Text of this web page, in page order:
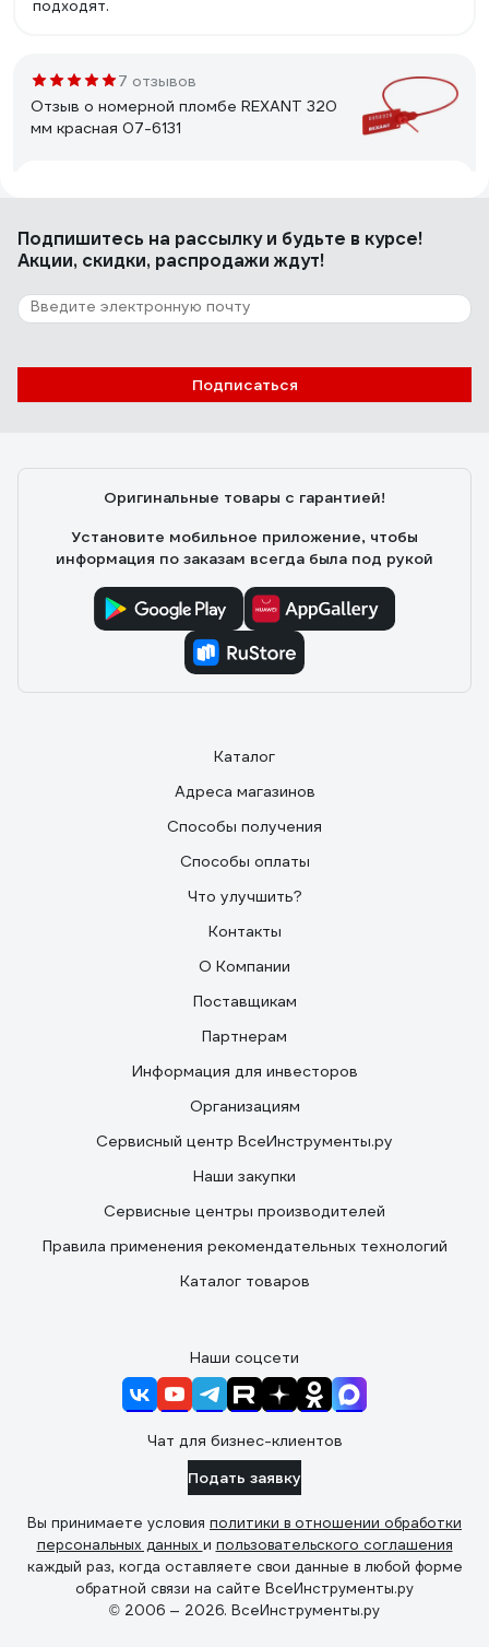
подходят.
7 отзывов
Отзыв о номерной пломбе REXANT 320
мм красная 07-6131
9 отзывов
Отзыв о номерной пломбе ЕВРОПАРТНЕР
Михаил Б. 10.06.2025
Подпишитесь на рассылкуи будьте в курсе!
Акции, скидки, распродажи ждут!
Подписаться
Оригинальные товары с гарантией!
Установите мобильное приложение, чтобы
информация по заказам всегда была под рукой
Каталог
Адреса магазинов
Способы получения
Способы оплаты
Что улучшить?
Контакты
О Компании
Поставщикам
Партнерам
Информация для инвесторов
Организациям
Сервисный центр ВсеИнструменты.ру
Наши закупки
Сервисные центры производителей
Правила применения рекомендательных технологий
Каталог товаров
Наши соцсети
Чат для бизнес-клиентов
Подать заявку
Вы принимаете условия политики в отношении обработки
персональных данных и пользовательского соглашения
каждый раз, когда оставляете свои данные в любой форме
обратной связи на сайте ВсеИнструменты.ру
© 2006 — 2026. ВсеИнструменты.ру